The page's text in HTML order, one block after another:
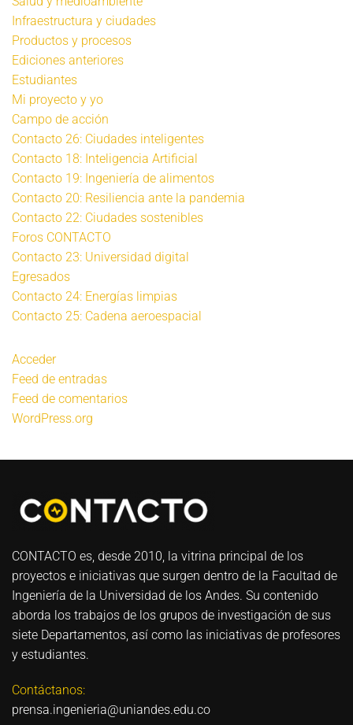
Infraestructura y ciudades
Productos y procesos
Ediciones anteriores
Estudiantes
Mi proyecto y yo
Campo de acción
Contacto 26: Ciudades inteligentes
Contacto 18: Inteligencia Artificial
Contacto 19: Ingeniería de alimentos
Contacto 20: Resiliencia ante la pandemia
Contacto 22: Ciudades sostenibles
Foros CONTACTO
Contacto 23: Universidad digital
Egresados
Contacto 24: Energías limpias
Contacto 25: Cadena aeroespacial
Acceder
Feed de entradas
Feed de comentarios
WordPress.org
CONTACTO es, desde 2010, la vitrina principal de los
proyectos e iniciativas que surgen dentro de la Facultad de
Ingeniería de la Universidad de los Andes. Su contenido
aborda los trabajos de los grupos de investigación de sus
siete Departamentos, así como las iniciativas de profesores
y estudiantes.
Contáctanos:
prensa.ingenieria@uniandes.edu.co